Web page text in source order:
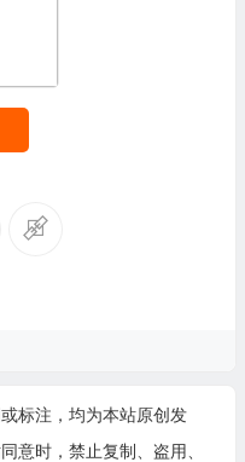
标注，均为本站原创发
意时，禁止复制、盗用、